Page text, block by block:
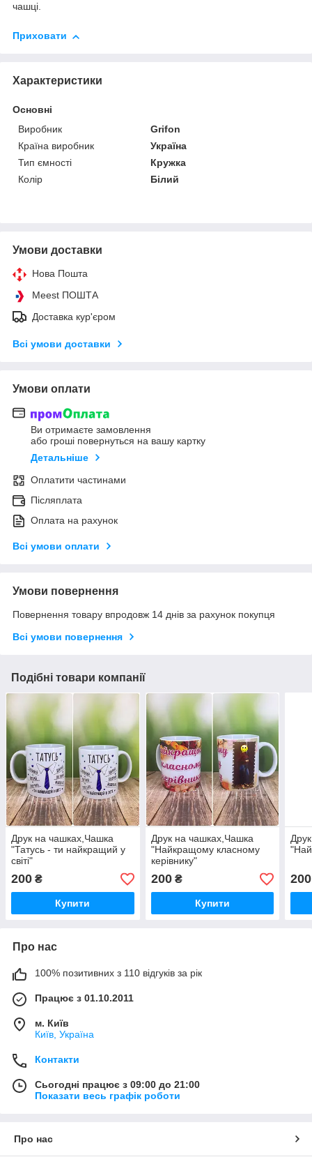
чашці.
Приховати
Характеристики
Основні
Виробник
Grifon
Країна виробник
Україна
Тип ємності
Кружка
Колір
Білий
Умови доставки
Нова Пошта
Meest ПОШТА
Доставка кур'єром
Всі умови доставки
Умови оплати
Ви отримаєте замовлення
або гроші повернуться на вашу картку
Детальніше
Оплатити частинами
Післяплата
Оплата на рахунок
Всі умови оплати
Умови повернення
Повернення товару впродовж 14 днів за рахунок покупця
Всі умови повернення
Подібні товари компанії
Друк на чашках,Чашка
"Татусь - ти найкращий у
світі"
200 ₴
Купити
Друк на чашках,Чашка
"Найкращому класному
керівнику"
200₴
Купити
200
Про нас
100% позитивних з 110 відгуків за рік
Працює з 01.10.2011
м. Київ
Київ, Україна
Контакти
Сьогодні працює з 09:00 до 21:00
Показати весь графік роботи
Про нас